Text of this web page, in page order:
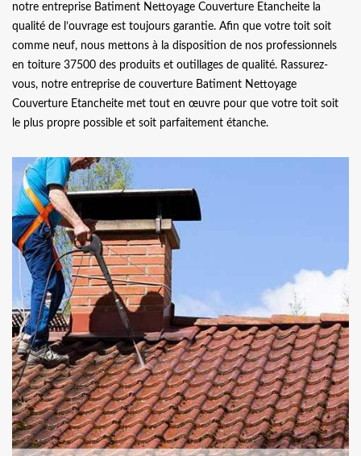
notre entreprise Batiment Nettoyage Couverture Etancheite la
qualité de l’ouvrage est toujours garantie. Afin que votre toit soit
comme neuf, nous mettons à la disposition de nos professionnels
en toiture 37500 des produits et outillages de qualité. Rassurez-
vous, notre entreprise de couverture Batiment Nettoyage
Couverture Etancheite met tout en œuvre pour que votre toit soit
le plus propre possible et soit parfaitement étanche.